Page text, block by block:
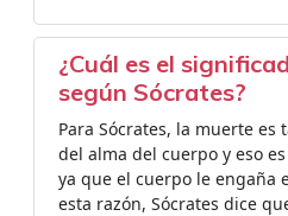
¿Cuál es el
según Sócrates?
Para Sócrates, la muerte es
del alma del cuerpo y eso
ya que el cuerpo le engaña
esta razón, Sócrates dice